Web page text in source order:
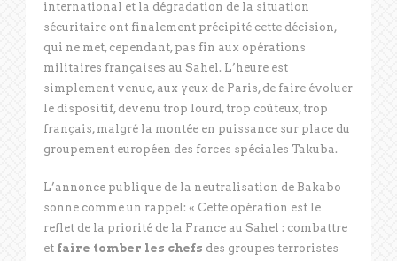
international et la dégradation de la situation
sécuritaire ont finalement précipité cette décision,
qui ne met, cependant, pas fin aux opérations
militaires françaises au Sahel. L’heure est
simplement venue, aux yeux de Paris, de faire évoluer
le dispositif, devenu trop lourd, trop coûteux, trop
français, malgré la montée en puissance sur place du
groupement européen des forces spéciales Takuba.
L’annonce publique de la neutralisation de Bakabo
sonne comme un rappel: « Cette opération est le
reflet de la priorité de la France au Sahel : combattre
et faire tomber les chefs des groupes terroristes